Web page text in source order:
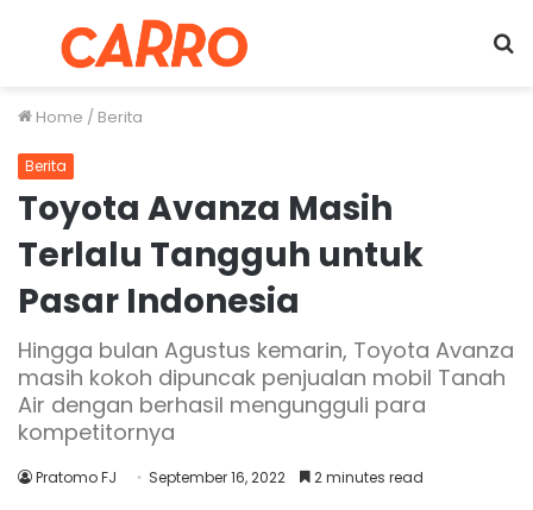
Menu
Home / Berita
Berita
Toyota Avanza Masih
Terlalu Tangguh untuk
Pasar Indonesia
Hingga bulan Agustus kemarin, Toyota Avanza
masih kokoh dipuncak penjualan mobil Tanah
Air dengan berhasil mengungguli para
kompetitornya
Pratomo FJ September 16, 2022 2 minutes read